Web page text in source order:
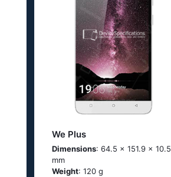
We Plus
Dimensions: 64.5 x 151.9 x 10.5
mm
Weight: 120 g